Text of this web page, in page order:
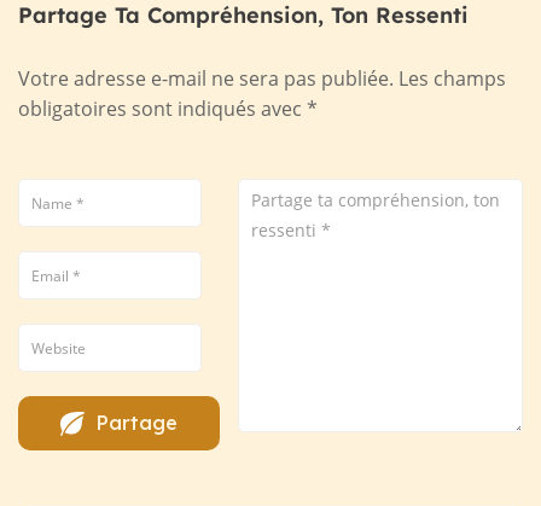
Partage Ta Compréhension, Ton Ressenti
Votre adresse e-mail ne sera pas publiée. Les champs
obligatoires sont indiqués avec *